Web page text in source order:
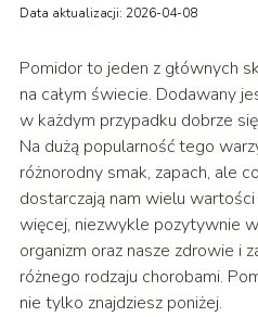
Data aktualizacji: 2026-04-08
Pomidor to jeden z głównych
na całym świecie. Dodawany
w każdym przypadku dobrze
Na dużą popularność tego
różnorodny smak, zapach, ale
dostarczają nam wielu
więcej, niezwykle pozytywnie
organizm oraz nasze zdrowie i
różnego rodzaju chorobami.
nie tylko znajdziesz poniżej.